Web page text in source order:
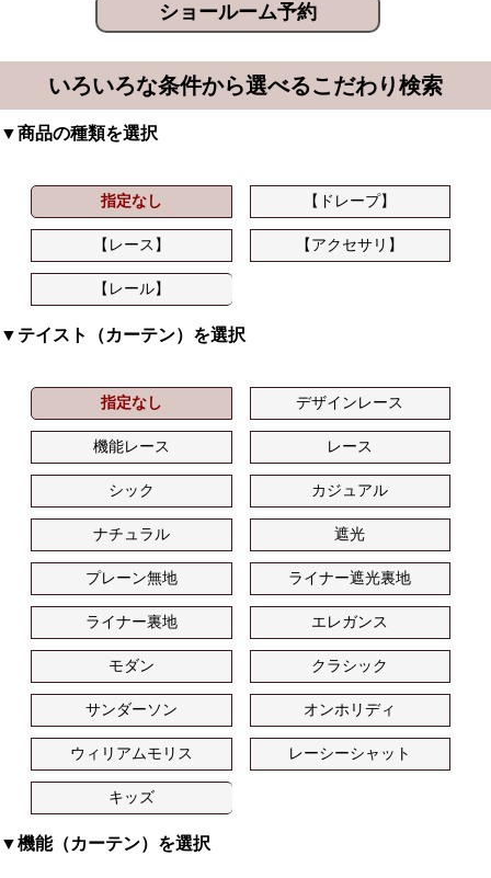
ショールーム予約
いろいろな条件から選べるこだわり検索
▼商品の種類を選択
指定なし 【ドレープ】
【レース】 【アクセサリ】
【レール】
▼テイスト（カーテン）を選択
指定なし デザインレース
機能レース レース
シック カジュアル
ナチュラル 遮光
プレーン無地 ライナー遮光裏地
ライナー裏地 エレガンス
モダン クラシック
サンダーソン オンホリディ
ウィリアムモリス レーシーシャット
キッズ
▼機能（カーテン）を選択